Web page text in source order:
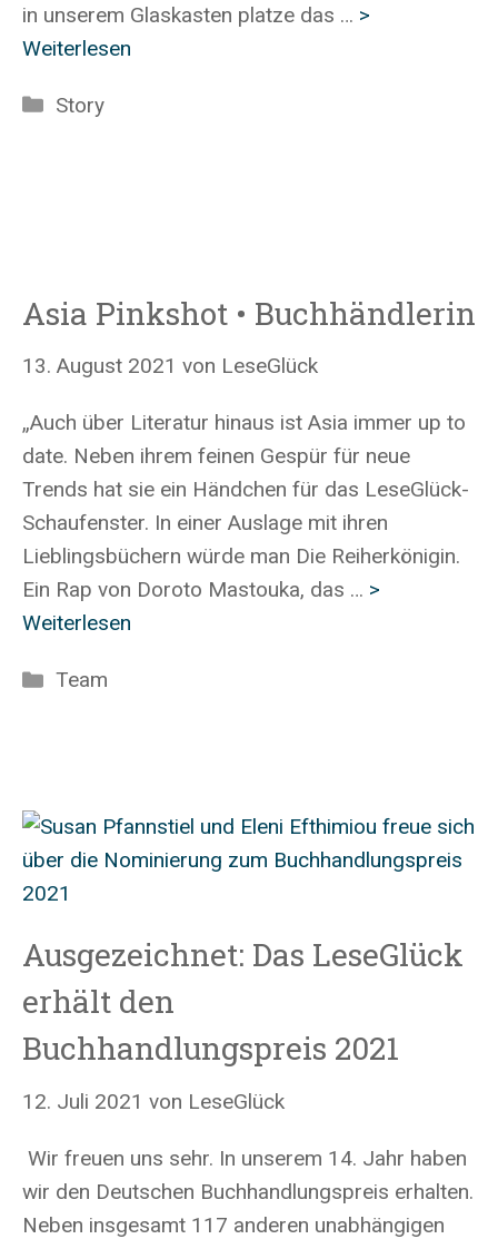
in unserem Glaskasten platze das … >
Weiterlesen
Kategorien
Story
Asia Pinkshot • Buchhändlerin
13. August 2021 von LeseGlück
„Auch über Literatur hinaus ist Asia immer up to
date. Neben ihrem feinen Gespür für neue
Trends hat sie ein Händchen für das LeseGlück-
Schaufenster. In einer Auslage mit ihren
Lieblingsbüchern würde man Die Reiherkönigin.
Ein Rap von Doroto Mastouka, das … >
Weiterlesen
Kategorien
Team
Ausgezeichnet: Das LeseGlück
erhält den
Buchhandlungspreis 2021
12. Juli 2021 von LeseGlück
Wir freuen uns sehr. In unserem 14. Jahr haben
wir den Deutschen Buchhandlungspreis erhalten.
Neben insgesamt 117 anderen unabhängigen